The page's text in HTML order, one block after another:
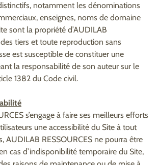
notamment les dénominations
enseignes, noms de domaine
sont la propriété d’AUDILAB
des tiers et toute reproduction sans
est susceptible de constituer une
la responsabilité de son auteur sur le
1382 du Code civil.
s’engage à faire ses meilleurs efforts
une accessibilité du Site à tout
AUDILAB RESSOURCES ne pourra être
cas d’indisponibilité temporaire du Site,